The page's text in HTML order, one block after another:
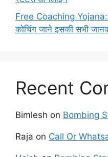
Free Coaching Yojana:
कोचिंग जाने इसकी सभी
Recent
Bimlesh on Bombing
Raja on Call Or